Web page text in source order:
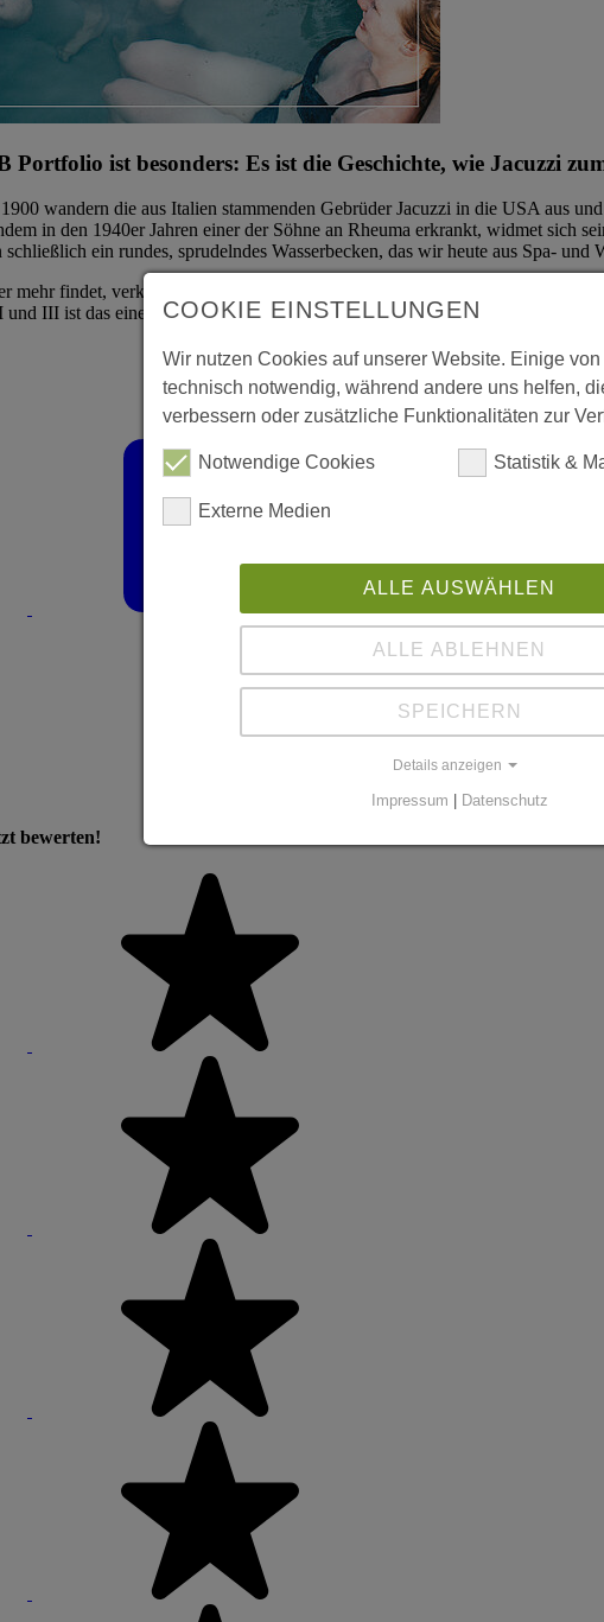
Portfolio ist besonders: Es ist die Geschichte, wie Jacuzzi
wandern die aus Italien stammenden Gebrüder Jacuzzi in die USA aus
in den 1940er Jahren einer der Söhne an Rheuma erkrankt, widmet sich
ein rundes, sprudelndes Wasserbecken, das wir heute aus Spa-
mehr findet, verkauft die Familie das Unternehmen. Zuletzt war es unter
III ist das eine gute Nachricht. Die Fonds erhalten Rückflüsse in Höhe von
bewerten!
COOKIE EINSTELLUNGEN
Wir nutzen Cookies auf unserer Website. Einige
technisch notwendig, während andere uns helfen,
verbessern oder zusätzliche Funktionalitäten zur
Notwendige Cookies Statistik &
Externe Medien
ALLE AUSWÄHLEN
ALLE ABLEHNEN
SPEICHERN
Details anzeigen
Impressum Datenschutz